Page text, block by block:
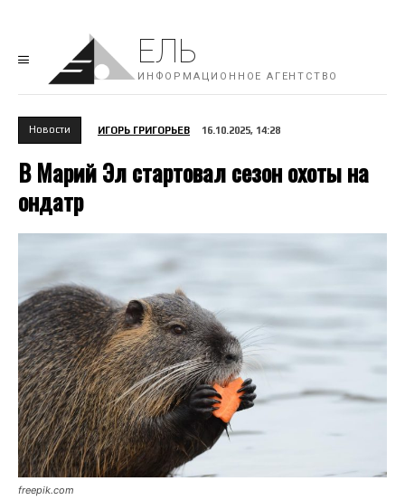
ЕЛЬ
ИНФОРМАЦИОННОЕ АГЕНТСТВО
Новости ИГОРЬ ГРИГОРЬЕВ 16.10.2025, 14:28
В Марий Эл стартовал сезон охоты на
ондатр
freepik.com